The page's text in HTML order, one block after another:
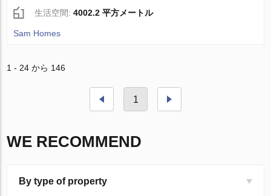
生活空間:4002.2 平方メートル
Sam Homes
1 - 24 から 146
1
WE RECOMMEND
By type of property